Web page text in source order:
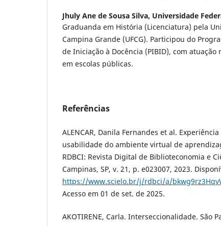
Jhuly Ane de Sousa Silva, Universidade
Graduanda em História (Licenciatura) pela
Campina Grande (UFCG). Participou do
de Iniciação à Docência (PIBID), com
em escolas públicas.
Referências
ALENCAR, Danila Fernandes et al.
usabilidade do ambiente virtual de
RDBCI: Revista Digital de Biblioteconomia e
Campinas, SP, v. 21, p. e023007, 2023.
https://www.scielo.br/j/rdbci/a/
Acesso em 01 de set. de 2025.
AKOTIRENE, Carla. Interseccionalidade. São